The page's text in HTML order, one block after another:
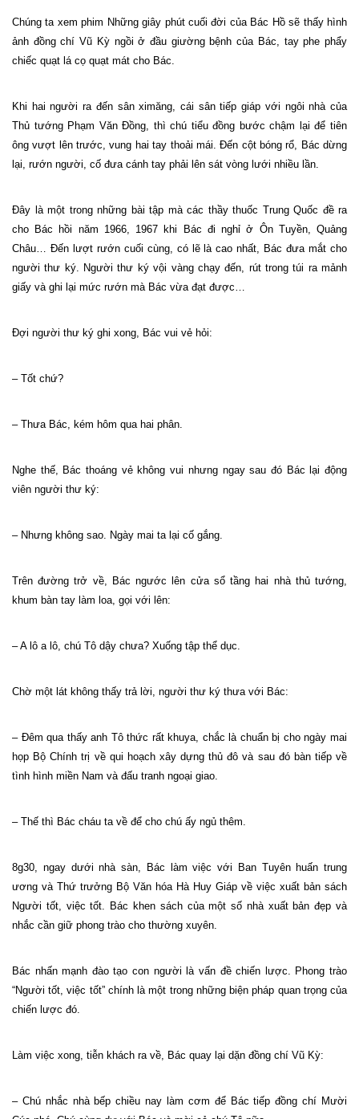
Chúng ta xem phim Những giây phút cuối đời của Bác Hồ sẽ thấy hình
ảnh đồng chí Vũ Kỳ ngồi ở đầu giường bệnh của Bác, tay phe phẩy
chiếc quạt lá cọ quạt mát cho Bác.
Khi hai người ra đến sân ximăng, cái sân tiếp giáp với ngôi nhà của
Thủ tướng Phạm Văn Đồng, thì chú tiểu đồng bước chậm lại để tiên
ông vượt lên trước, vung hai tay thoải mái. Đến cột bóng rổ, Bác dừng
lại, rướn người, cố đưa cánh tay phải lên sát vòng lưới nhiều lần.
Đây là một trong những bài tập mà các thầy thuốc Trung Quốc đề ra
cho Bác hồi năm 1966, 1967 khi Bác đi nghỉ ở Ôn Tuyền, Quảng
Châu… Đến lượt rướn cuối cùng, có lẽ là cao nhất, Bác đưa mắt cho
người thư ký. Người thư ký vội vàng chạy đến, rút trong túi ra mảnh
giấy và ghi lại mức rướn mà Bác vừa đạt được…
Đợi người thư ký ghi xong, Bác vui vẻ hỏi:
– Tốt chứ?
– Thưa Bác, kém hôm qua hai phân.
Nghe thế, Bác thoáng vẻ không vui nhưng ngay sau đó Bác lại động
viên người thư ký:
– Nhưng không sao. Ngày mai ta lại cố gắng.
Trên đường trở về, Bác ngước lên cửa sổ tầng hai nhà thủ tướng,
khum bàn tay làm loa, gọi với lên:
– A lô a lô, chú Tô dậy chưa? Xuống tập thể dục.
Chờ một lát không thấy trả lời, người thư ký thưa với Bác:
– Đêm qua thấy anh Tô thức rất khuya, chắc là chuẩn bị cho ngày mai
họp Bộ Chính trị về qui hoạch xây dựng thủ đô và sau đó bàn tiếp về
tình hình miền Nam và đấu tranh ngoại giao.
– Thế thì Bác cháu ta về để cho chú ấy ngủ thêm.
8g30, ngay dưới nhà sàn, Bác làm việc với Ban Tuyên huấn trung
ương và Thứ trưởng Bộ Văn hóa Hà Huy Giáp về việc xuất bản sách
Người tốt, việc tốt. Bác khen sách của một số nhà xuất bản đẹp và
nhắc cần giữ phong trào cho thường xuyên.
Bác nhấn mạnh đào tạo con người là vấn đề chiến lược. Phong trào
“Người tốt, việc tốt” chính là một trong những biện pháp quan trọng của
chiến lược đó.
Làm việc xong, tiễn khách ra về, Bác quay lại dặn đồng chí Vũ Kỳ:
– Chú nhắc nhà bếp chiều nay làm cơm để Bác tiếp đồng chí Mười